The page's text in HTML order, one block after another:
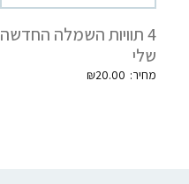
4 תוויות השמלה החדשה
שלי
₪20.00